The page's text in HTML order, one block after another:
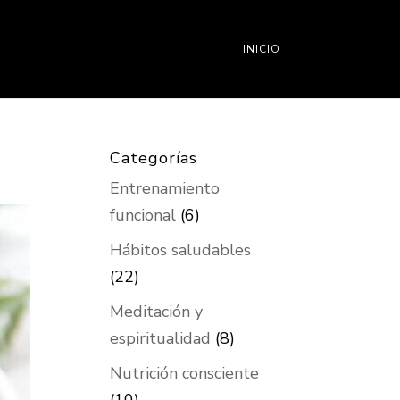
INICIO
Categorías
Entrenamiento
funcional(6)
Hábitos saludables
(22)
Meditación y
espiritualidad (8)
Nutrición consciente